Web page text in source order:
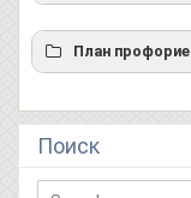
План
Поиск